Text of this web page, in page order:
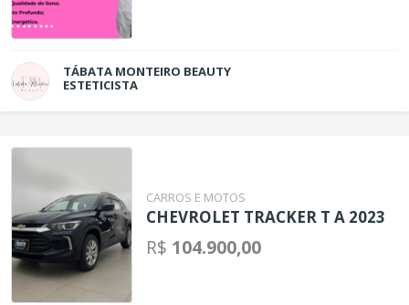
TÁBATA MONTEIRO BEAUTY
ESTETICISTA
CARROS E MOTOS
CHEVROLET TRACKER T A 2023
R$ 104.900,00